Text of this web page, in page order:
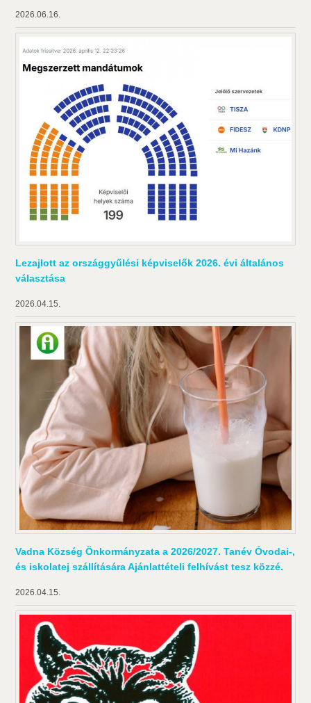
2026.06.16.
Lezajlott az országgyűlési képviselők 2026. évi általános
választása
2026.04.15.
Vadna Község Önkormányzata a 2026/2027. Tanév Óvodai-,
és iskolatej szállítására Ajánlattételi felhívást tesz közzé.
2026.04.15.